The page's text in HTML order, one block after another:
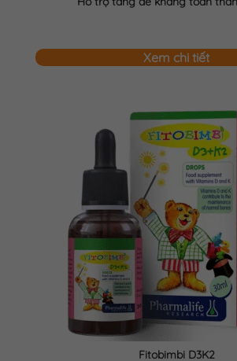
Xem chi tiết
Fitobimbi D3K2